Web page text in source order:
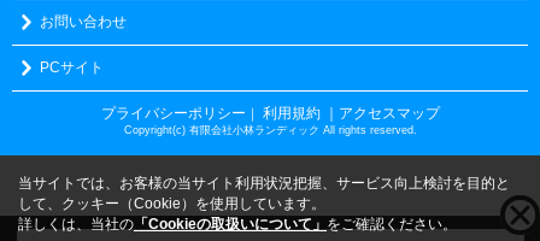
お問い合わせ
PCサイト
プライバシーポリシー 利用規約 ｜アクセスマップ
Copyright(c) 有限会社小林ランディック All rights reserved.
当サイトでは、お客様の当サイト利用状況把握、サービス向上検討を目的と
して、クッキー（Cookie）を使用しています。
詳しくは、当社の 「Cookieの取扱いについて」 をご確認ください。